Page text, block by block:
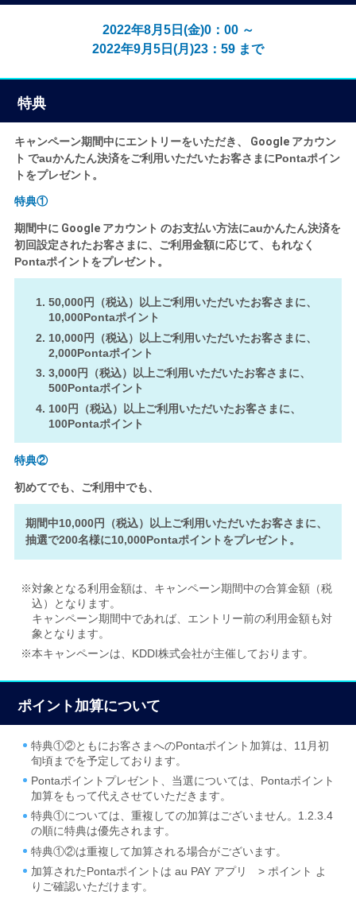
2022年8月5日(金)0：00 ～
2022年9月5日(月)23：59 まで
特典
キャンペーン期間中にエントリーをいただき、
Google アカウン
ト でauかんたん決済をご利用いただいたお客さまにPontaポイン
トをプレゼント。
特典①
期間中にGoogle アカウント のお支払い方法にauかんたん決済を
初回設定されたお客さまに、ご利用金額に応じて、もれなく
Pontaポイントをプレゼント。
50,000円（税込）以上ご利用いただいたお客さまに、
10,000Pontaポイント
10,000円（税込）以上ご利用いただいたお客さまに、
2,000Pontaポイント
3,000円（税込）以上ご利用いただいたお客さまに、
500Pontaポイント
100円（税込）以上ご利用いただいたお客さまに、
100Pontaポイント
特典②
初めてでも、ご利用中でも、
期間中10,000円（税込）以上ご利用いただいたお客さまに、
抽選で200名様に10,000Pontaポイントをプレゼント。
※対象となる利用金額は、キャンペーン期間中の合算金額（税
込）となります。
キャンペーン期間中であれば、エントリー前の利用金額も対
象となります。
※本キャンペーンは、KDDI株式会社が主催しております。
ポイント加算について
特典①②ともにお客さまへのPontaポイント加算は、11月初
旬頃までを予定しております。
Pontaポイントプレゼント、当選については、Pontaポイント
加算をもって代えさせていただきます。
特典①については、重複しての加算はございません。1.2.3.4
の順に特典は優先されます。
特典①②は重複して加算される場合がございます。
加算されたPontaポイントは au PAY アプリ > ポイント よ
りご確認いただけます。